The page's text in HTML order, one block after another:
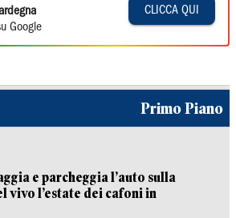
Google
CLICCA QUI
Primo Piano
e parcheggia l’auto sulla
vivo l’estate dei cafoni in